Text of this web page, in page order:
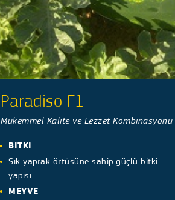
Paradiso F1
Mükemmel Kalite ve Lezzet Kombinasyonu
BITKI
Sık yaprak örtüsüne sahip güçlü bitki
yapısı
MEYVE